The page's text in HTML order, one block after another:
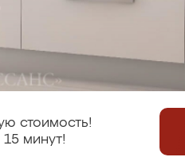
стоимость!
минут!